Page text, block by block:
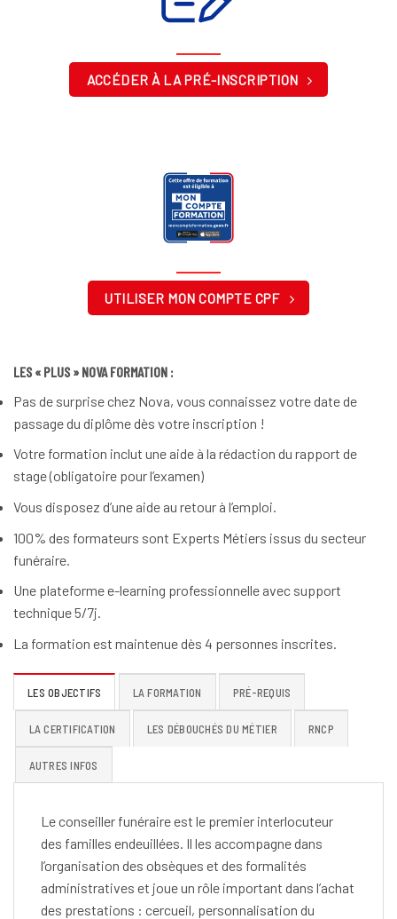
ACCÉDER À LA PRÉ-INSCRIPTION
UTILISER MON COMPTE CPF
LES « PLUS » NOVA FORMATION :
Pas de surprise chez Nova, vous connaissez votre date de
passage du diplôme dès votre inscription !
Votre formation inclut une aide à la rédaction du rapport de
stage (obligatoire pour l’examen)
Vous disposez d’une aide au retour à l’emploi.
100% des formateurs sont Experts Métiers issus du secteur
funéraire.
Une plateforme e-learning professionnelle avec support
technique 5/7j.
La formation est maintenue dès 4 personnes inscrites.
LES OBJECTIFS LA FORMATION PRÉ-REQUIS
LA CERTIFICATION LES DÉBOUCHÉS DU MÉTIER RNCP
AUTRES INFOS
Le conseiller funéraire est le premier interlocuteur
des familles endeuillées. Il les accompagne dans
l’organisation des obsèques et des formalités
administratives et joue un rôle important dans l’achat
des prestations : cercueil, personnalisation du